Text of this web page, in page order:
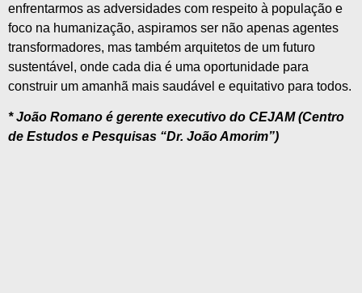
enfrentarmos as adversidades com respeito à população e
foco na humanização, aspiramos ser não apenas agentes
transformadores, mas também arquitetos de um futuro
sustentável, onde cada dia é uma oportunidade para
construir um amanhã mais saudável e equitativo para todos.
* João Romano é gerente executivo do CEJAM (Centro
de Estudos e Pesquisas “Dr. João Amorim”)